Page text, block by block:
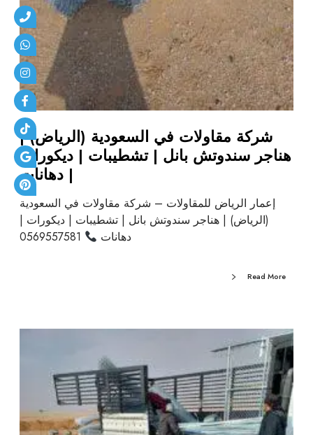
شركة مقاولات في السعودية (الرياض) |
هناجر سندوتش بانل | تشطيبات | ديكورات
| دهانات
إعمار الرياض للمقاولات – شركة مقاولات في السعودية
(الرياض) | هناجر سندوتش بانل | تشطيبات | ديكورات |
دهانات
Read More